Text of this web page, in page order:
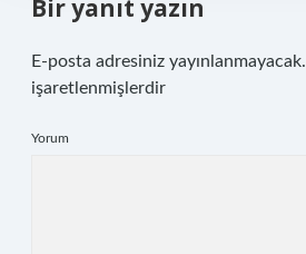
Bir yanıt yazın
E-posta adresiniz yayınlanmayacak.
işaretlenmişlerdir
Yorum